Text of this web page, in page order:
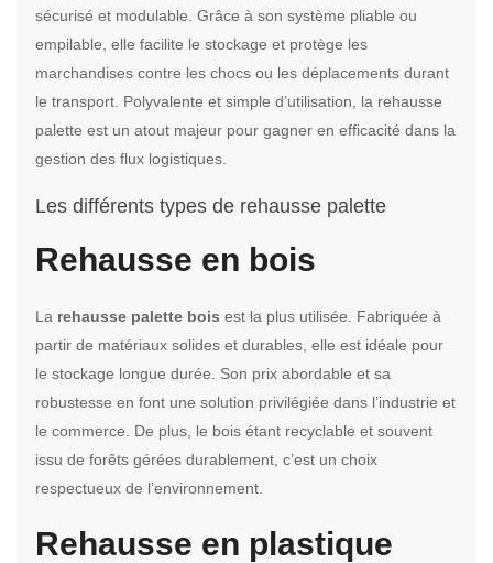
sécurisé et modulable. Grâce à son système pliable ou
empilable, elle facilite le stockage et protège les
marchandises contre les chocs ou les déplacements durant
le transport. Polyvalente et simple d’utilisation, la rehausse
palette est un atout majeur pour gagner en efficacité dans la
gestion des flux logistiques.
Les différents types de rehausse palette
Rehausse en bois
La rehausse palette bois est la plus utilisée. Fabriquée à
partir de matériaux solides et durables, elle est idéale pour
le stockage longue durée. Son prix abordable et sa
robustesse en font une solution privilégiée dans l’industrie et
le commerce. De plus, le bois étant recyclable et souvent
issu de forêts gérées durablement, c’est un choix
respectueux de l’environnement.
Rehausse en plastique